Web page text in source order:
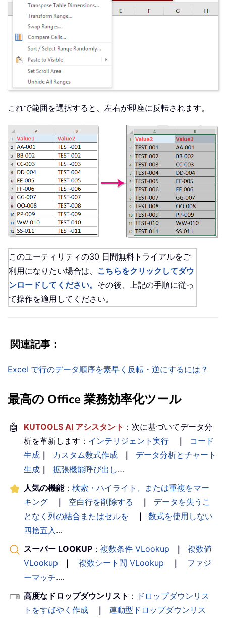
これで範囲を選択すると、左右が即座に反転されます。
このユーティリティの30 日間無料トライアルをご
利用になりたい場合は、 こちらをクリックしてダウ
ンロードしてください。 その後、上記の手順に従っ
て操作を適用してください。
関連記事：
Excel で行のデータ順序を素早く反転・逆にするには？
最高の Office 業務効率化ツール
🤖 KUTOOLS AI アシスタント ：次に基づいてデータ分
析を革新します： インテリジェント実行 ｜
コード
生成 ｜ カスタム数式作成 ｜
データ分析とチャート
生成 ｜ 拡張機能呼び出し…
人気の機能： 検索・ハイライト、または重複をマー
キング
｜ 空白行を削除する ｜
データを失うこ
となく列の結合またはセルを
｜
数式を使用しない
四捨五入 ...
スーパー LOOKUP ： 複数条件 VLookup ｜
複数値
VLookup
｜ 複数シート間 VLookup ｜
ファジ
ーマッチ....
高度なドロップダウンリスト ： ドロップダウンリス
トをすばやく作成
｜
連動型ドロップダウンリス